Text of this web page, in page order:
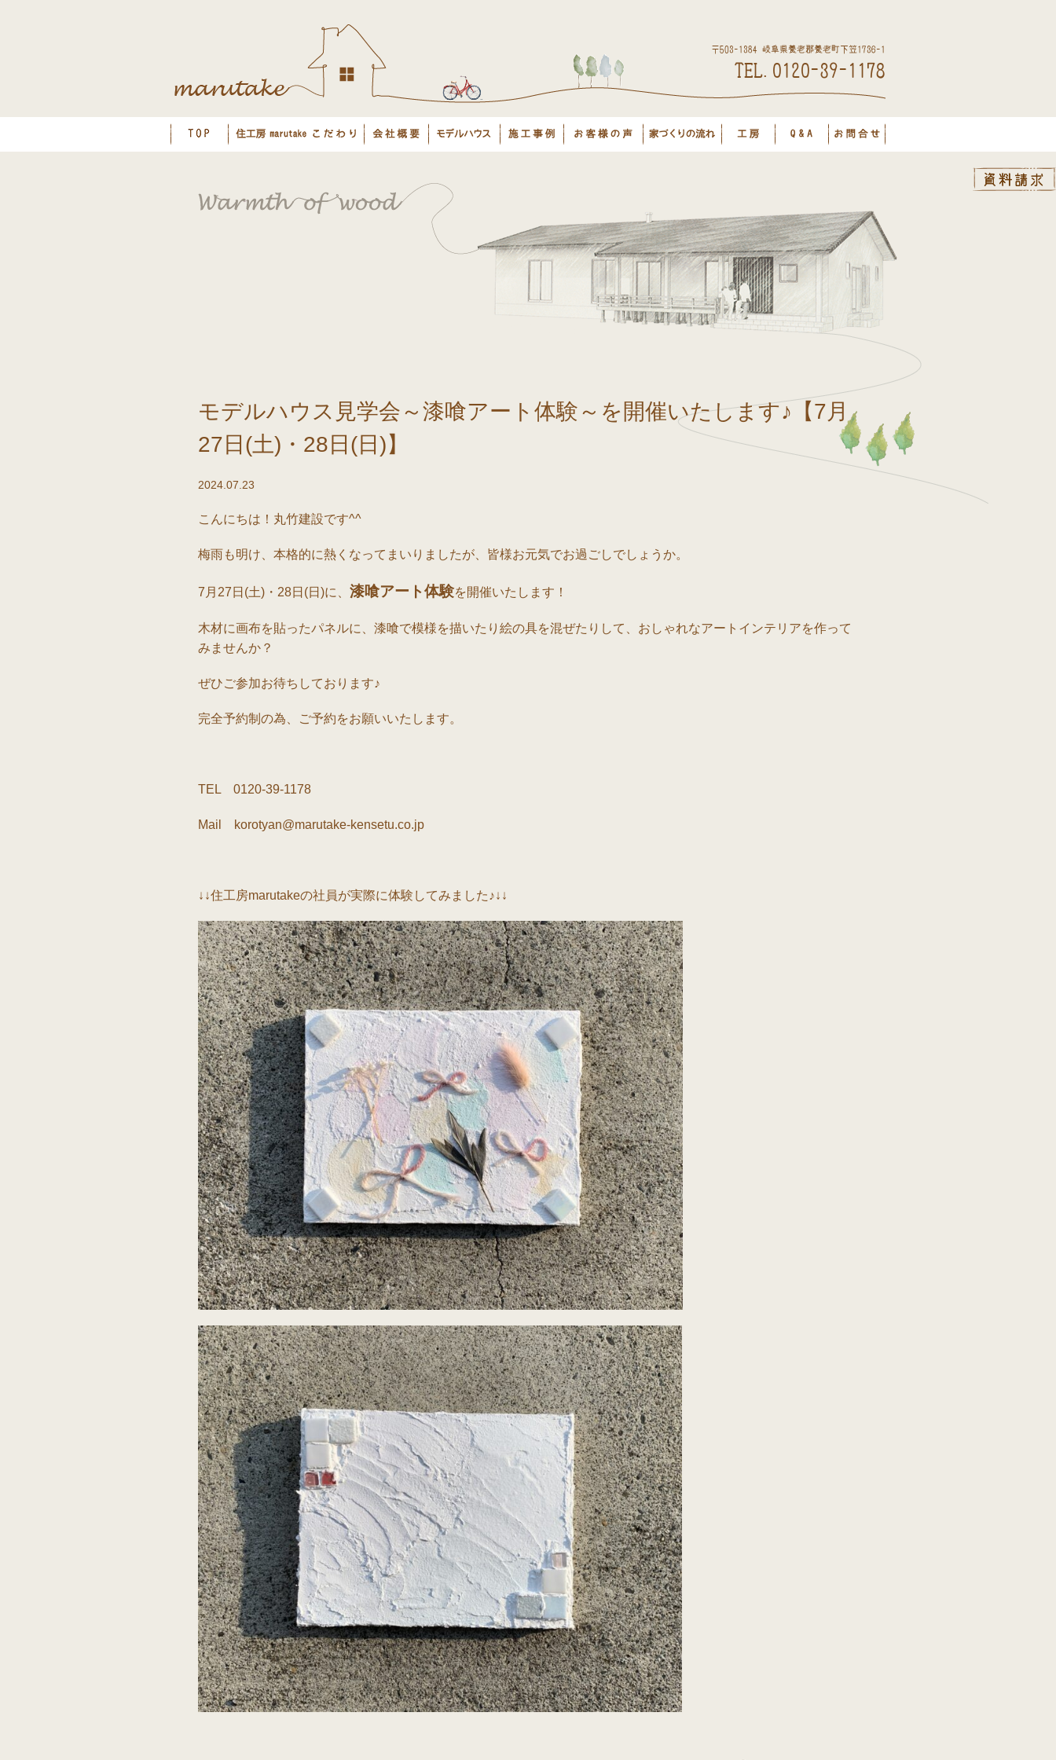
〒503-1384 岐阜県養老郡養老町下笠1736-1
TEL.0120-39-1178
モデルハウス見学会～漆喰アート体験～を開催いたします♪【7月
27日(土)・28日(日)】
2024.07.23
こんにちは！丸竹建設です^^
梅雨も明け、本格的に熱くなってまいりましたが、皆様お元気でお過ごしでしょうか。
7月27日(土)・28日(日)に、 漆喰アート体験を開催いたします！
木材に画布を貼ったパネルに、漆喰で模様を描いたり絵の具を混ぜたりして、おしゃれなアートインテリアを作って
みませんか？
ぜひご参加お待ちしております♪
完全予約制の為、ご予約をお願いいたします。
TEL 0120-39-1178
Mail korotyan@marutake-kensetu.co.jp
↓↓住工房marutakeの社員が実際に体験してみました♪↓↓